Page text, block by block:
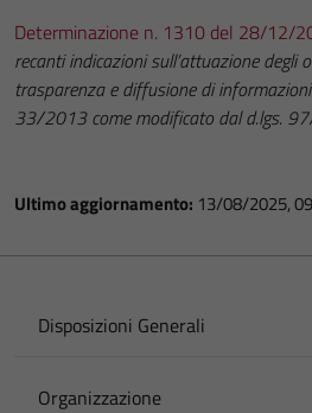
Determinazione n. 1310 del 28/12/
recanti indicazioni sull’attuazione degli
trasparenza e diffusione di
33/2013 come modificato dal d.lgs.
Ultimo aggiornamento: 13/08/2025,
Disposizioni Generali
Organizzazione